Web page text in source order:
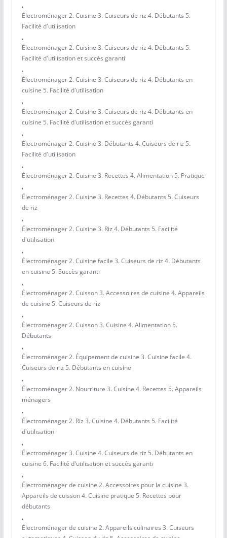
,
Électroménager 2. Cuisine 3. Cuiseurs de riz 4. Débutants 5.
Facilité d'utilisation
,
Électroménager 2. Cuisine 3. Cuiseurs de riz 4. Débutants 5.
Facilité d'utilisation et succès garanti
,
Électroménager 2. Cuisine 3. Cuiseurs de riz 4. Débutants en
cuisine 5. Facilité d'utilisation
,
Électroménager 2. Cuisine 3. Cuiseurs de riz 4. Débutants en
cuisine 5. Facilité d'utilisation et succès garanti
,
Électroménager 2. Cuisine 3. Débutants 4. Cuiseurs de riz 5.
Facilité d'utilisation
,
Électroménager 2. Cuisine 3. Recettes 4. Alimentation 5. Pratique
,
Électroménager 2. Cuisine 3. Recettes 4. Débutants 5. Cuiseurs
de riz
,
Électroménager 2. Cuisine 3. Riz 4. Débutants 5. Facilité
d'utilisation
,
Électroménager 2. Cuisine facile 3. Cuiseurs de riz 4. Débutants
en cuisine 5. Succès garanti
,
Électroménager 2. Cuisson 3. Accessoires de cuisine 4. Appareils
de cuisine 5. Cuiseurs de riz
,
Électroménager 2. Cuisson 3. Cuisine 4. Alimentation 5.
Débutants
,
Électroménager 2. Équipement de cuisine 3. Cuisine facile 4.
Cuiseurs de riz 5. Débutants en cuisine
,
Électroménager 2. Nourriture 3. Cuisine 4. Recettes 5. Appareils
ménagers
,
Électroménager 2. Riz 3. Cuisine 4. Débutants 5. Facilité
d'utilisation
,
Électroménager 3. Cuisine 4. Cuiseurs de riz 5. Débutants en
cuisine 6. Facilité d'utilisation et succès garanti
,
Électroménager de cuisine 2. Accessoires pour la cuisine 3.
Appareils de cuisson 4. Cuisine pratique 5. Recettes pour
débutants
,
Électroménager de cuisine 2. Appareils culinaires 3. Cuiseurs